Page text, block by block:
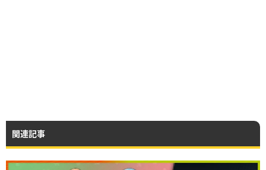
関連記事